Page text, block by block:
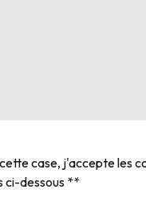
case, j'accepte les
ci-dessous **